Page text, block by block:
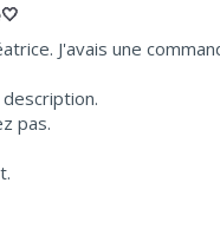
J'avais une
pas.